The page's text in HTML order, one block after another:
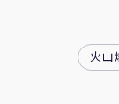
火山